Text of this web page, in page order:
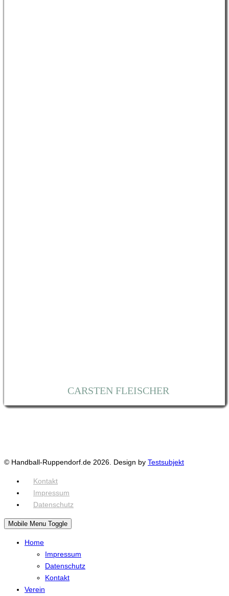
CARSTEN FLEISCHER
© Handball-Ruppendorf.de 2026. Design by Testsubjekt
Kontakt
Impressum
Datenschutz
Mobile Menu Toggle
Home
Impressum
Datenschutz
Kontakt
Verein